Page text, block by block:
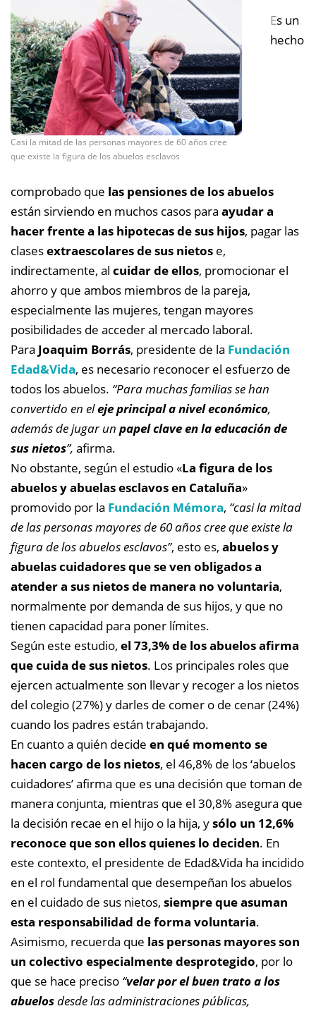
Casi la mitad de las personas mayores de 60 años cree
que existe la figura de los abuelos esclavos
Es un
hecho
comprobado que las pensiones de los abuelos
están sirviendo en muchos casos para ayudar a
hacer frente a las hipotecas de sus hijos, pagar las
clasesextraescolares de sus nietos e,
indirectamente, al cuidar de ellos, promocionar el
ahorro y que ambos miembros de la pareja,
especialmente las mujeres, tengan mayores
posibilidades de acceder al mercado laboral.
Para Joaquim Borrás, presidente de la Fundación
Edad&Vida, es necesario reconocer el esfuerzo de
todos los abuelos. “Para muchas familias se han
convertido en eleje principal a nivel económico,
además de jugar un papel clave en la educación de
sus nietos”, afirma.
No obstante, según el estudio «La figura de los
abuelos y abuelas esclavos en Cataluña»
promovido por la Fundación Mémora, “casi la mitad
de las personas mayores de 60 años cree que existe la
figura de los abuelos esclavos”, esto es, abuelos y
abuelas cuidadores que se ven obligados a
atender a sus nietos de manera no voluntaria,
normalmente por demanda de sus hijos, y que no
tienen capacidad para poner límites.
Según este estudio, el 73,3% de los abuelos afirma
que cuida de sus nietos. Los principales roles que
ejercen actualmente son llevar y recoger a los nietos
del colegio (27%) y darles de comer o de cenar (24%)
cuando los padres están trabajando.
En cuanto a quién decide en qué momento se
hacen cargo de los nietos, el 46,8% de los ‘abuelos
cuidadores’ afirma que es una decisión que toman de
manera conjunta, mientras que el 30,8% asegura que
la decisión recae en el hijo o la hija, ysólo un 12,6%
reconoce que son ellos quienes lo deciden. En
este contexto, el presidente de Edad&Vida ha incidido
en el rol fundamental que desempeñan los abuelos
en el cuidado de sus nietos, siempre que asuman
esta responsabilidad de forma voluntaria.
Asimismo, recuerda que las personas mayores son
un colectivo especialmente desprotegido, por lo
que se hace preciso “velar por el buen trato a los
abuelosdesde las administraciones públicas,